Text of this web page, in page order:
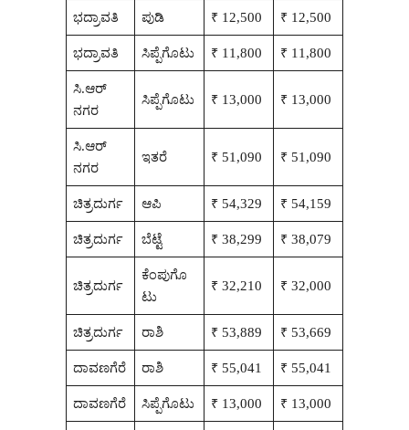
ಭದ್ರಾವತಿ ಪುಡಿ ₹ 12,500 ₹ 12,500
ಭದ್ರಾವತಿ ಸಿಪ್ಪೆಗೊಟು ₹ 11,800 ₹ 11,800
ಸಿ.ಆರ್
ನಗರ
ಸಿಪ್ಪೆಗೊಟು ₹ 13,000 ₹ 13,000
ಸಿ.ಆರ್
ನಗರ
ಇತರೆ ₹ 51,090 ₹ 51,090
ಚಿತ್ರದುರ್ಗ ಆಪಿ ₹ 54,329 ₹ 54,159
ಚಿತ್ರದುರ್ಗ ಬೆಟ್ಟೆ ₹ 38,299 ₹ 38,079
ಚಿತ್ರದುರ್ಗ
ಕೆಂಪುಗೊ
ಟು
₹ 32,210 ₹ 32,000
ಚಿತ್ರದುರ್ಗ ರಾಶಿ ₹ 53,889 ₹ 53,669
ದಾವಣಗೆರೆ ರಾಶಿ ₹ 55,041 ₹ 55,041
ದಾವಣಗೆರೆ ಸಿಪ್ಪೆಗೊಟು ₹ 13,000 ₹ 13,000